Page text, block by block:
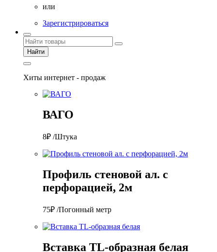
или
Зарегистрироваться
Найти
Хиты интернет - продаж
ВАГО
8₽ /Штука
Профиль стеновой ал. с
перфорацией, 2м
75₽ /Погонный метр
Вставка TL-образная белая